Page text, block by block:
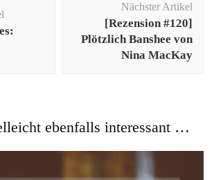
Nächster Artikel
[Rezension #120]
Plötzlich Banshee von
Nina MacKay
ebenfalls interessant …